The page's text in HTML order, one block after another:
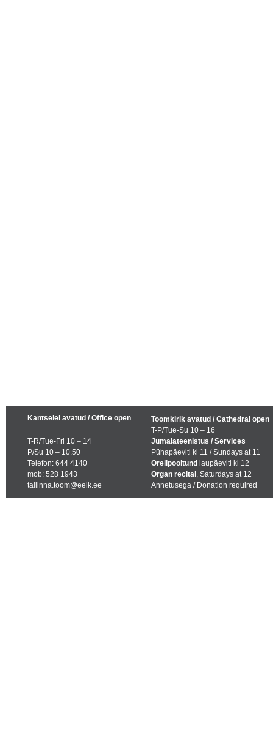
Kantselei avatud / Office open
T-R/Tue-Fri 10 – 14
P/Su 10 – 10.50
Telefon: 644 4140
mob: 528 1943
tallinna.toom@eelk.ee
Toomkirik avatud / Cathedral open
T-P/Tue-Su 10 – 16
Jumalateenistus / Services
Pühapäeviti kl 11 / Sundays at 11
Orelipooltund laupäeviti kl 12
Organ recital , Saturdays at 12
Annetusega / Donation required